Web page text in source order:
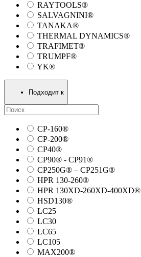
RAYTOOLS®
SALVAGNINI®
TANAKA®
THERMAL DYNAMICS®
TRAFIMET®
TRUMPF®
YK®
Подходит к
CP-160®
CP-200®
CP40®
CP90® - СP91®
CP250G® – CP251G®
HPR 130-260®
HPR 130XD-260XD-400XD®
HSD130®
LC25
LC30
LC65
LC105
MAX200®